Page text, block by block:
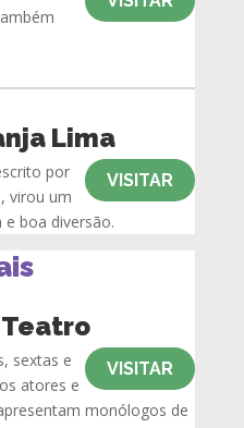
Lima
VISITAR
por
virou um
boa diversão.
Teatro
VISITAR
sextas e
atores e
monólogos de